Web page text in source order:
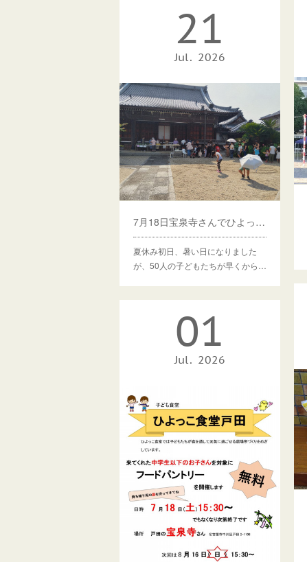
21
Jul 2026
7月18日宝泉寺さんでひよっこ食堂戸田しました
夏休み初日、暑い日になりました
が、50人の子どもたちが早くから…
01
Jul 2026